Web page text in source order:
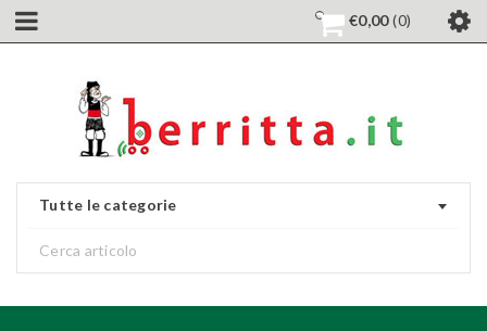
€0,00 0
Tutte le categorie